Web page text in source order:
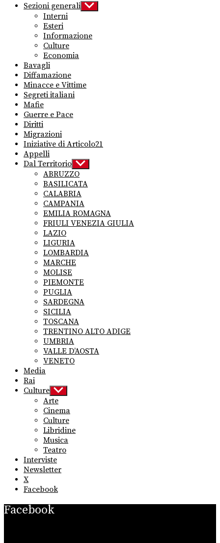
Sezioni generali Show
sub
Interni
Esteri
Informazione
Culture
Economia
Bavagli
Diffamazione
Minacce e Vittime
Segreti italiani
Mafie
Guerre e Pace
Diritti
Migrazioni
Iniziative di Articolo21
Appelli
Dal Territorio Show
sub
menu
ABRUZZO
BASILICATA
CALABRIA
CAMPANIA
EMILIA ROMAGNA
FRIULI VENEZIA GIULIA
LAZIO
LIGURIA
LOMBARDIA
MARCHE
MOLISE
PIEMONTE
PUGLIA
SARDEGNA
SICILIA
TOSCANA
TRENTINO ALTO ADIGE
UMBRIA
VALLE D’AOSTA
VENETO
Media
Rai
Culture Show
sub
menu
Arte
Cinema
Culture
Libridine
Musica
Teatro
Interviste
Newsletter
X
Facebook
Facebook